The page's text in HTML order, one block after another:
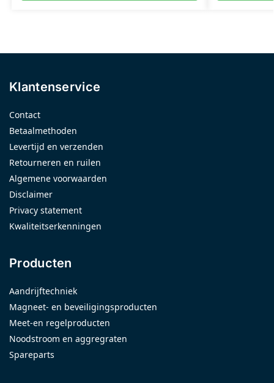
Klantenservice
Contact
Betaalmethoden
Levertijd en verzenden
Retourneren en ruilen
Algemene voorwaarden
Disclaimer
Privacy statement
Kwaliteitserkenningen
Producten
Aandrijftechniek
Magneet- en beveiligingsproducten
Meet-en regelproducten
Noodstroom en aggregraten
Spareparts